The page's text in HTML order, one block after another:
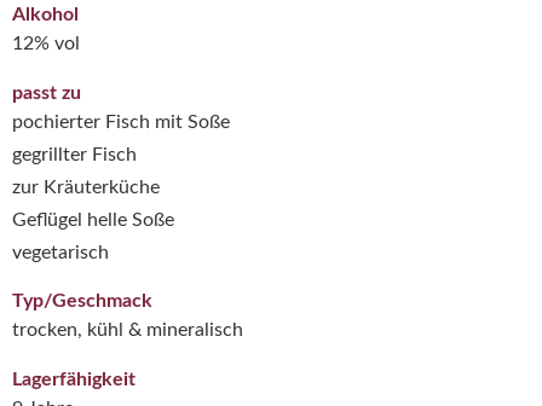
Alkohol
12% vol
passt zu
pochierter Fisch mit Soße
gegrillter Fisch
zur Kräuterküche
Geflügel helle Soße
vegetarisch
Typ/Geschmack
trocken, kühl & mineralisch
Lagerfähigkeit